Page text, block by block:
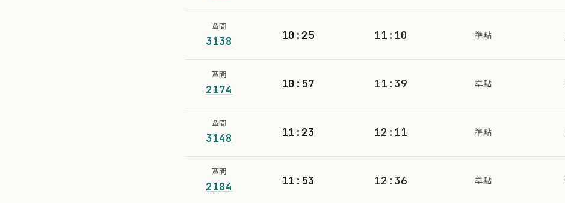
區間
3138 10:25 11:10 準點
區間
2174 10:57 11:39 準點
區間
3148 11:23 12:11 準點
區間
2184 11:53 12:36 準點